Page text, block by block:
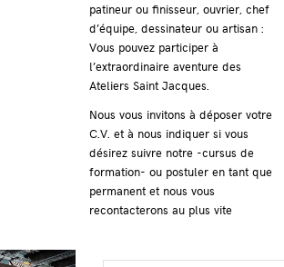
patineur ou finisseur, ouvrier, chef
d’équipe, dessinateur ou artisan :
Vous pouvez participer à
l’extraordinaire aventure des
Ateliers Saint Jacques.
Nous vous invitons à déposer votre
C.V. et à nous indiquer si vous
désirez suivre notre -cursus de
formation- ou postuler en tant que
permanent et nous vous
recontacterons au plus vite